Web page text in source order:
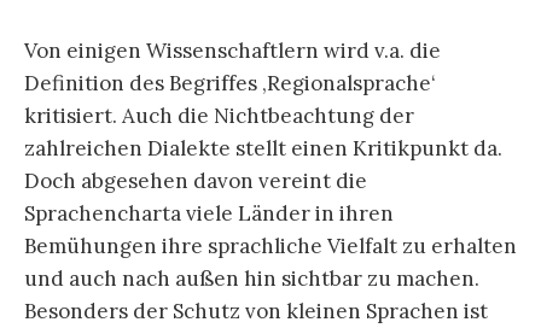
Von einigen Wissenschaftlern wird v.a. die
Definition des Begriffes ‚Regionalsprache‘
kritisiert. Auch die Nichtbeachtung der
zahlreichen Dialekte stellt einen Kritikpunkt da.
Doch abgesehen davon vereint die
Sprachencharta viele Länder in ihren
Bemühungen ihre sprachliche Vielfalt zu erhalten
und auch nach außen hin sichtbar zu machen.
Besonders der Schutz von kleinen Sprachen ist